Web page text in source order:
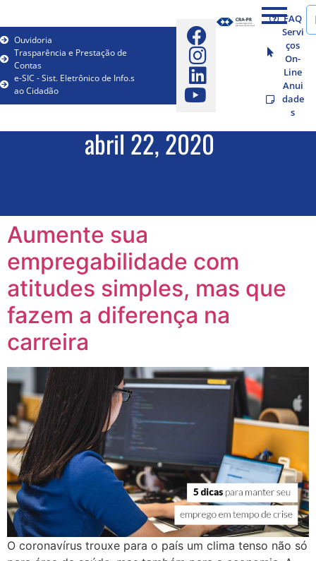
Ouvidoria
Trasparência e Prestação de
Contas
e-SIC - Sist. Eletrônico de Info.s
ao Cidadão
FAQ
Servi
ços
On-
Line
Anui
dade
s
abril 22, 2020
Aumente sua
empregabilidade com
atitudes simples, mas que
fazem a diferença na
carreira
O coronavírus trouxe para o país um clima tenso não só